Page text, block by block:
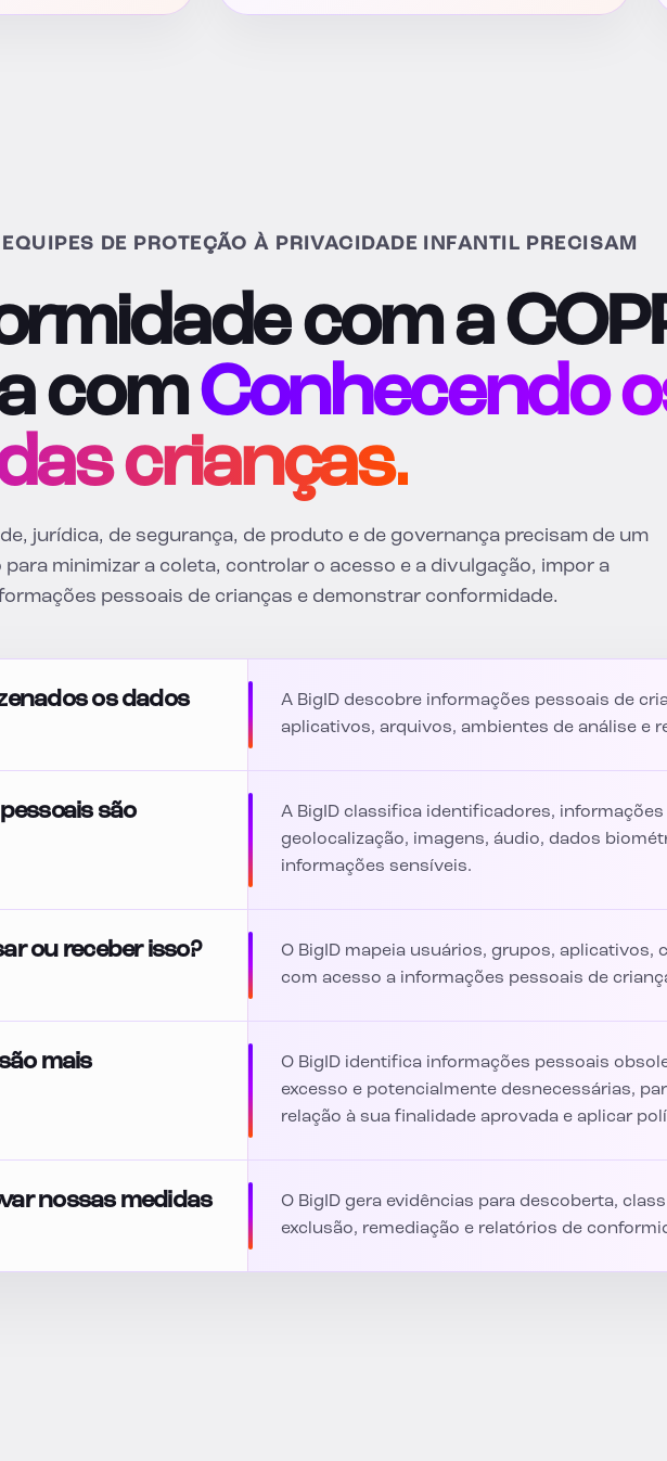
DE PROTEÇÃO À PRIVACIDADE INFANTIL PRECISAM
com a
comConhecendo
crianças.
jurídica, de segurança, de produto e de governança precisam de um
minimizar a coleta, controlar o acesso e a divulgação, impor a
pessoais de crianças e demonstrar conformidade.
os dados
A BigID descobre informações pessoais de
aplicativos, arquivos, ambientes de análise e
são
A BigID classifica identificadores,
geolocalização, imagens, áudio, dados
informações sensíveis.
ou receber isso?
O BigID mapeia usuários, grupos,
com acesso a informações pessoais de
mais
O BigID identifica informações pessoais
excesso e potencialmente desnecessárias,
relação à sua finalidade aprovada e aplicar
nossas medidas
O BigID gera evidências para descoberta,
exclusão, remediação e relatórios de